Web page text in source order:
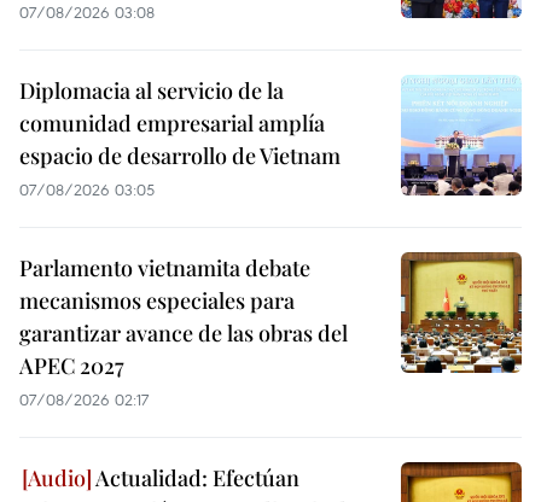
07/08/2026 03:08
Diplomacia al servicio de la
comunidad empresarial amplía
espacio de desarrollo de Vietnam
07/08/2026 03:05
Parlamento vietnamita debate
mecanismos especiales para
garantizar avance de las obras del
APEC 2027
07/08/2026 02:17
Actualidad: Efectúan